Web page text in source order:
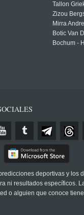
Tallon
Zizou
Mirra
Botic Van
Bochum -
deportivas y los
ni resultados específicos.
o alguien que conoce